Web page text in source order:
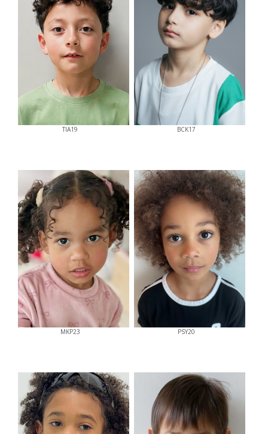
TIA19 BCK17
MKP23 PSY20